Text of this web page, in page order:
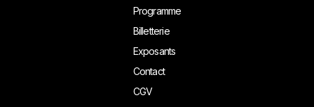
Programme
Billetterie
Exposants
Contact
CGV